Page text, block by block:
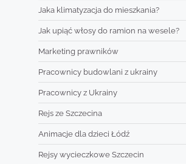
Jaka klimatyzacja do mieszkania?
Jak upiąć włosy do ramion na wesele?
Marketing prawników
Pracownicy budowlani z ukrainy
Pracownicy z Ukrainy
Rejs ze Szczecina
Animacje dla dzieci Łódź
Rejsy wycieczkowe Szczecin